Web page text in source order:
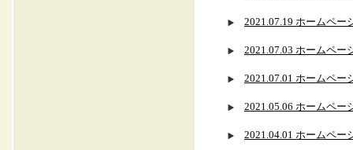
2021.07.19 ホームペー
2021.07.03 ホームペー
2021.07.01 ホームペー
2021.05.06 ホームペー
2021.04.01 ホームペー